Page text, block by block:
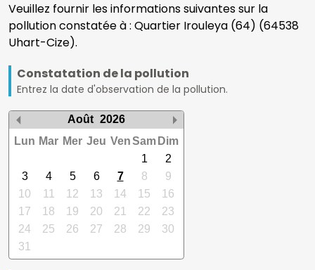
Veuillez fournir les informations suivantes sur la
pollution constatée à : Quartier Irouleya (64) (64538
Uhart-Cize).
Constatation de la pollution
Entrez la date d'observation de la pollution.
Août 2026
Lun Mar Mer Jeu VenSam Dim
1
2
3
4 5 6 7 8
9
10
11 12 13 14 15
16
17
18 19 20 21 22
23
24
25 26 27 28 29
30
31